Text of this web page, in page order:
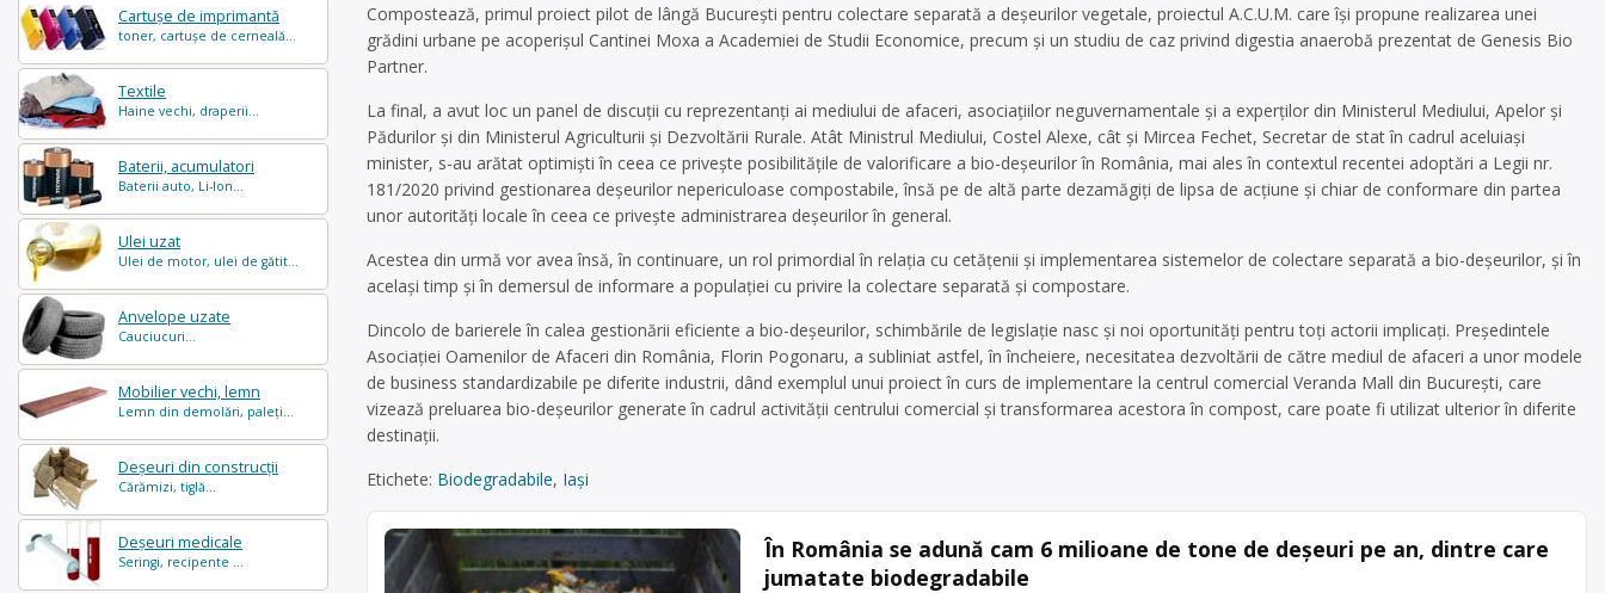
Cartușe de imprimantă
toner, cartușe de cerneală...
Textile
Haine vechi, draperii...
Baterii, acumulatori
Baterii auto, Li-Ion...
Ulei uzat
Ulei de motor, ulei de gătit...
Anvelope uzate
Cauciucuri...
Mobilier vechi, lemn
Lemn din demolări, paleți...
Deșeuri din construcții
Cărămizi, tiglă...
Deșeuri medicale
Seringi, recipente ...
Compostează, primul proiect pilot de lângă București pentru colectare separată a deșeurilor vegetale, proiectul A.C.U.M. care își propune realizarea unei
grădini urbane pe acoperișul Cantinei Moxa a Academiei de Studii Economice, precum și un studiu de caz privind digestia anaerobă prezentat de Genesis Bio
Partner.
La final, a avut loc un panel de discuții cu reprezentanți ai mediului de afaceri, asociațiilor neguvernamentale și a experților din Ministerul Mediului, Apelor și
Pădurilor și din Ministerul Agriculturii și Dezvoltării Rurale. Atât Ministrul Mediului, Costel Alexe, cât și Mircea Fechet, Secretar de stat în cadrul aceluiași
minister, s-au arătat optimiști în ceea ce privește posibilitățile de valorificare a bio-deșeurilor în România, mai ales în contextul recentei adoptări a Legii nr.
181/2020 privind gestionarea deșeurilor nepericuloase compostabile, însă pe de altă parte dezamăgiți de lipsa de acțiune și chiar de conformare din partea
unor autorități locale în ceea ce privește administrarea deșeurilor în general.
Acestea din urmă vor avea însă, în continuare, un rol primordial în relația cu cetățenii și implementarea sistemelor de colectare separată a bio-deșeurilor, și în
același timp și în demersul de informare a populației cu privire la colectare separată și compostare.
Dincolo de barierele în calea gestionării eficiente a bio-deșeurilor, schimbările de legislație nasc și noi oportunități pentru toți actorii implicați. Președintele
Asociației Oamenilor de Afaceri din România, Florin Pogonaru, a subliniat astfel, în încheiere, necesitatea dezvoltării de către mediul de afaceri a unor modele
de business standardizabile pe diferite industrii, dând exemplul unui proiect în curs de implementare la centrul comercial Veranda Mall din București, care
vizează preluarea bio-deșeurilor generate în cadrul activității centrului comercial și transformarea acestora în compost, care poate fi utilizat ulterior în diferite
destinații.
Etichete: Biodegradabile, Iași
În România se adună cam 6 milioane de tone de deșeuri pe an, dintre care
jumatate biodegradabile